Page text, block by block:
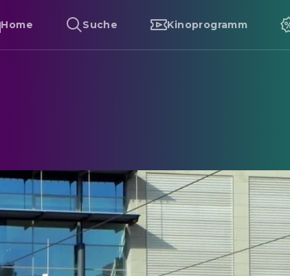
Home Suche Kinoprogramm